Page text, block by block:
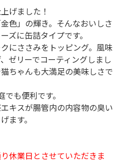
げました！
色」の輝き。そんなおいしさ
ズに缶詰タイプです。
にささみをトッピング。風味
ゼリーでコーティングしまし
ちゃんも大満足の美味しさで
も便利です。
キスが腸管内の内容物の臭い
ます。
休業日とさせていただきま